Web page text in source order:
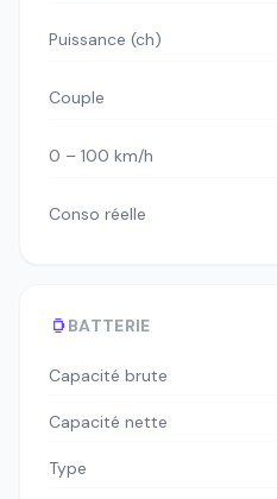
Puissance (ch)
Couple
0 – 100 km/h
Conso réelle
BATTERIE
Capacité brute
Capacité nette
Type